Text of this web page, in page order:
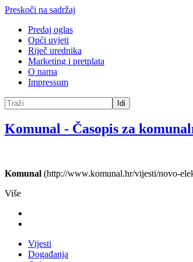
Preskoči na sadržaj
Predaj oglas
Opći uvjeti
Riječ urednika
Marketing i pretplata
O nama
Impressum
Idi
Komunal - Časopis za
Komunal (http://www.komunal.hr/vijesti/novo-
Više
Vijesti
Događanja